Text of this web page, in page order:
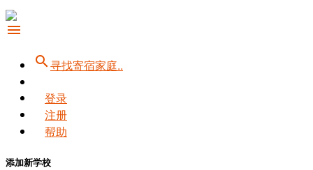
menu
search寻找寄宿家庭..
登录
注册
帮助
添加新学校